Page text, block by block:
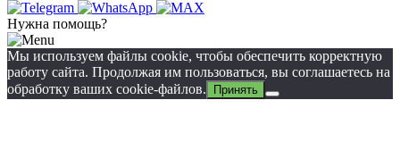
Нужна помощь?
Мы используем файлы cookie, чтобы обеспечить корректную
работу сайта. Продолжая им пользоваться, вы соглашаетесь на
обработку ваших cookie‑файлов.
Принять